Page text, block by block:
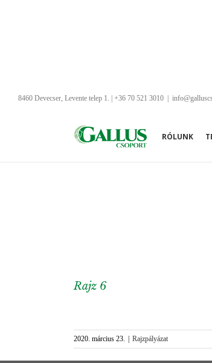
8460 Devecser, Levente telep 1. | +36 70 521 3010
RÓLUNK
Rajz 6
Larger
Image
2020. március 23. Rajzpályázat